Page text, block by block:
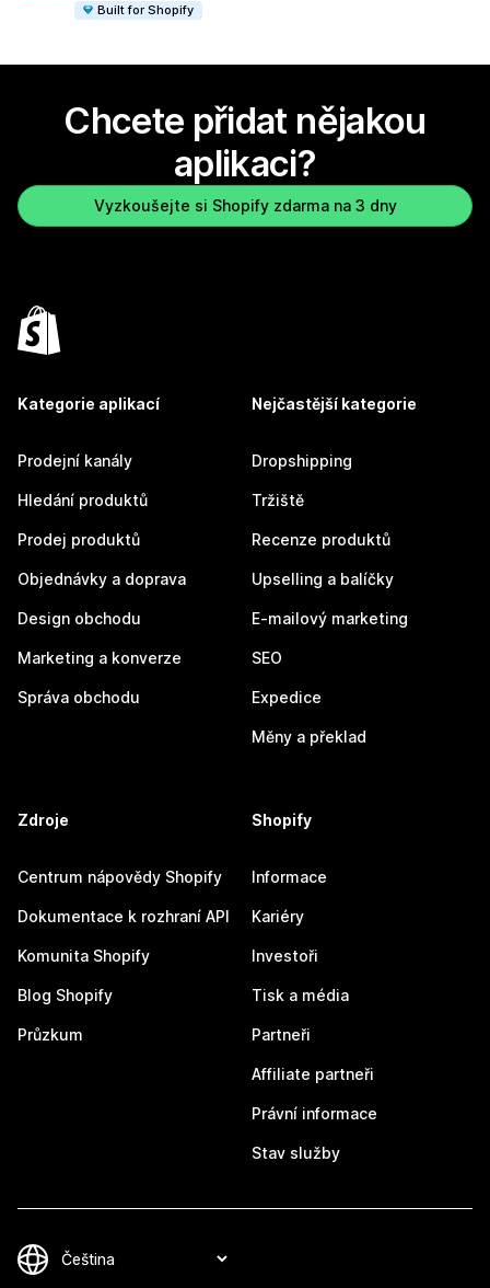
Built for Shopify
Chcete přidat nějakou
aplikaci?
Vyzkoušejte si Shopify zdarma na 3 dny
Kategorie aplikací
Prodejní kanály
Hledání produktů
Prodej produktů
Objednávky a doprava
Design obchodu
Marketing a konverze
Správa obchodu
Nejčastější kategorie
Dropshipping
Tržiště
Recenze produktů
Upselling a balíčky
E-mailový marketing
SEO
Expedice
Měny a překlad
Zdroje
Centrum nápovědy Shopify
Dokumentace k rozhraní API
Komunita Shopify
Blog Shopify
Průzkum
Shopify
Informace
Kariéry
Investoři
Tisk a média
Partneři
Affiliate partneři
Právní informace
Stav služby